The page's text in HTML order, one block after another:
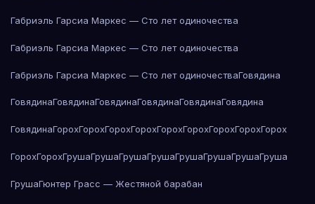
Габриэль Гарсиа Маркес — Сто лет одиночества
Габриэль Гарсиа Маркес — Сто лет одиночества
Габриэль Гарсиа Маркес — Сто лет одиночестваГовядина
ГовядинаГовядинаГовядинаГовядинаГовядинаГовядина
ГовядинаГорохГорохГорохГорохГорохГорохГорохГорохГорох
ГорохГорохГрушаГрушаГрушаГрушаГрушаГрушаГрушаГруша
ГрушаГюнтер Грасс — Жестяной барабан